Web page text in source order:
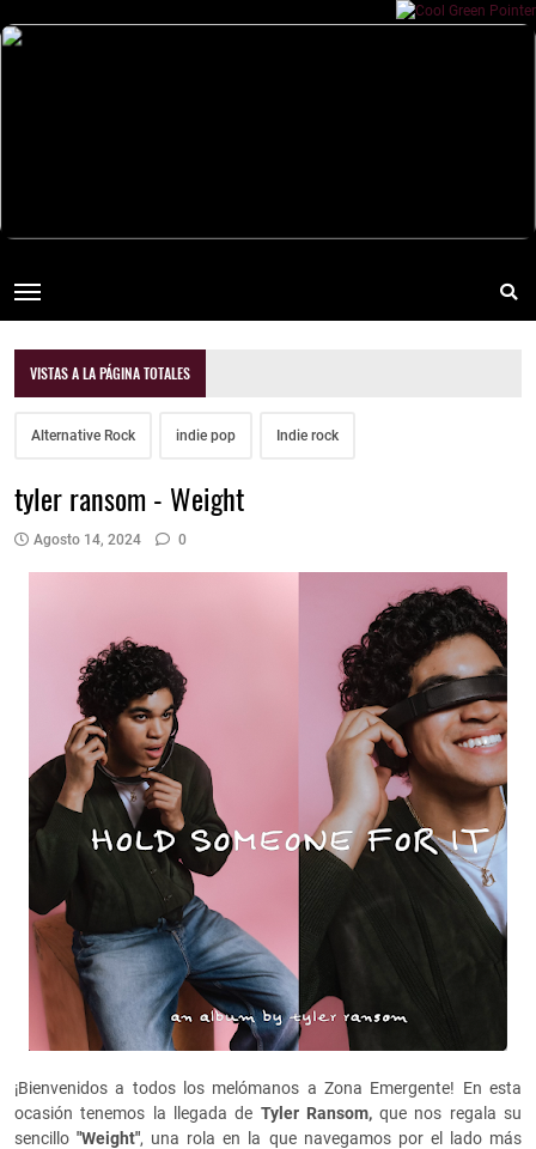
VISTAS A LA PÁGINA TOTALES
Alternative Rock indie pop Indie rock
tyler ransom - Weight
Agosto 14, 2024 0
¡Bienvenidos a todos los melómanos a Zona Emergente! En esta
ocasión tenemos la llegada de Tyler Ransom,que nos regala su
sencillo "Weight", una rola en la que navegamos por el lado más